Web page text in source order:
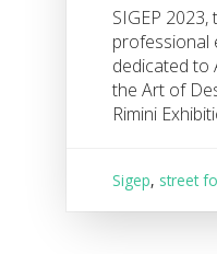
SIGEP
professional
dedicated to
the Art of
Rimini
Sigep, street